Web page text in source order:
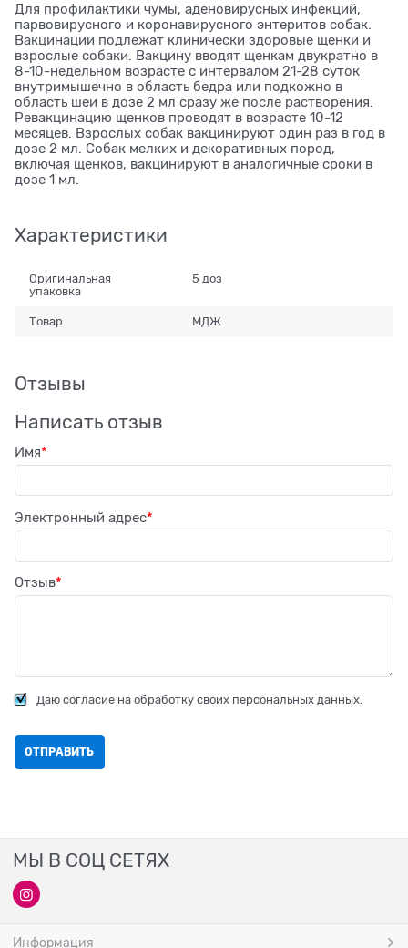
Для профилактики чумы, аденовирусных инфекций,
парвовирусного и коронавирусного энтеритов собак.
Вакцинации подлежат клинически здоровые щенки и
взрослые собаки. Вакцину вводят щенкам двукратно в
8-10-недельном возрасте с интервалом 21-28 суток
внутримышечно в область бедра или подкожно в
область шеи в дозе 2 мл сразу же после растворения.
Ревакцинацию щенков проводят в возрасте 10-12
месяцев. Взрослых собак вакцинируют один раз в год в
дозе 2 мл. Собак мелких и декоративных пород,
включая щенков, вакцинируют в аналогичные сроки в
дозе 1 мл.
Характеристики
Оригинальная
упаковка
5 доз
Товар МДЖ
Отзывы
Написать отзыв
Имя
Электронный адрес
Отзыв
Даю согласие на обработку своих персональных данных.
МЫ В СОЦ СЕТЯХ
Информация